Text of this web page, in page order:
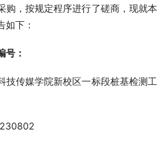
购，按规定程序进行了磋商，现就本
如下：
号：
技传媒学院新校区一标段桩基检测工